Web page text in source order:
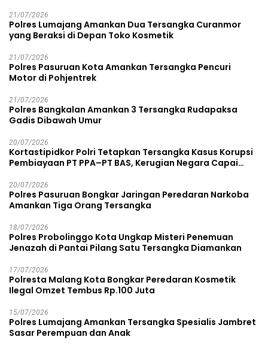
21/07/2026
Polres Lumajang Amankan Dua Tersangka Curanmor
yang Beraksi di Depan Toko Kosmetik
21/07/2026
Polres Pasuruan Kota Amankan Tersangka Pencuri
Motor di Pohjentrek
21/07/2026
Polres Bangkalan Amankan 3 Tersangka Rudapaksa
Gadis Dibawah Umur
20/07/2026
Kortastipidkor Polri Tetapkan Tersangka Kasus Korupsi
Pembiayaan PT PPA–PT BAS, Kerugian Negara Capai
20/07/2026
Polres Pasuruan Bongkar Jaringan Peredaran Narkoba
Amankan Tiga Orang Tersangka
18/07/2026
Polres Probolinggo Kota Ungkap Misteri Penemuan
Jenazah di Pantai Pilang Satu Tersangka Diamankan
17/07/2026
Polresta Malang Kota Bongkar Peredaran Kosmetik
Ilegal Omzet Tembus Rp.100 Juta
15/07/2026
Polres Lumajang Amankan Tersangka Spesialis Jambret
Sasar Perempuan dan Anak